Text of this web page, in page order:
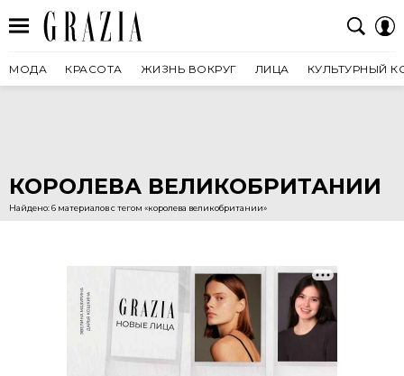
МОДА КРАСОТА ЖИЗНЬ ВОКРУГ ЛИЦА КУЛЬТУРНЫЙ
КОРОЛЕВА ВЕЛИКОБРИТАНИИ
Найдено: 6 материалов с тегом «королева великобритании»